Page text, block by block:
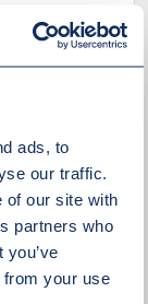
ads, to
our traffic.
of our site with
partners who
from your use